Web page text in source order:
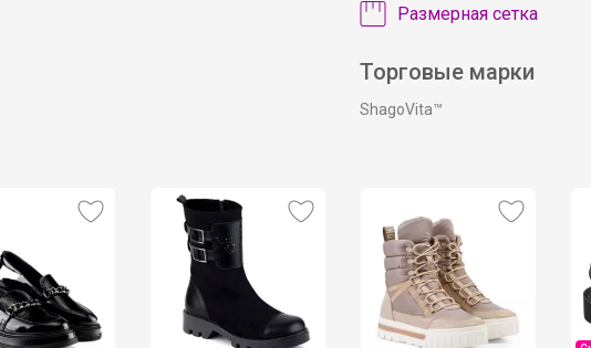
Размерная сетка
Торговые марки
ShagoVita™